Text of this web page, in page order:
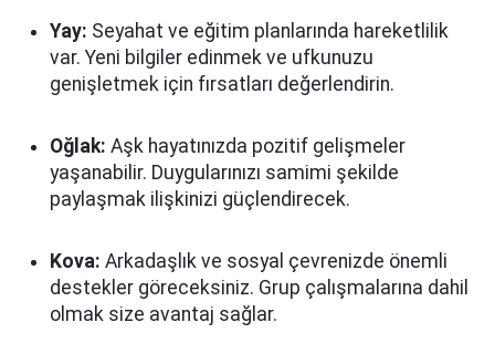
Yay: Seyahat ve eğitim planlarında hareketlilik
var. Yeni bilgiler edinmek ve ufkunuzu
genişletmek için fırsatları değerlendirin.
Oğlak: Aşk hayatınızda pozitif gelişmeler
yaşanabilir. Duygularınızı samimi şekilde
paylaşmak ilişkinizi güçlendirecek.
Kova: Arkadaşlık ve sosyal çevrenizde önemli
destekler göreceksiniz. Grup çalışmalarına dahil
olmak size avantaj sağlar.